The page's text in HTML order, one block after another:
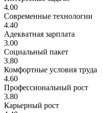
4.00
Современные технологии
4.40
Адекватная зарплата
3.00
Социальный пакет
3.80
Комфортные условия труда
4.60
Профессиональный рост
3.80
Карьерный рост